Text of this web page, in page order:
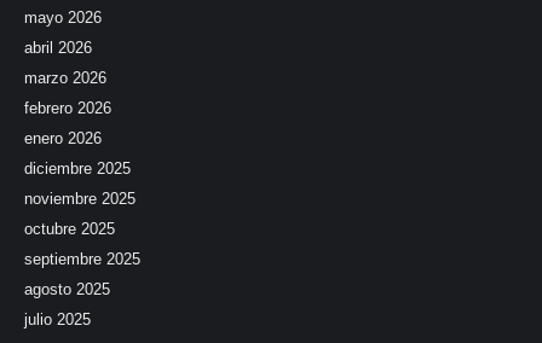
mayo 2026
abril 2026
marzo 2026
febrero 2026
enero 2026
diciembre 2025
noviembre 2025
octubre 2025
septiembre 2025
agosto 2025
julio 2025